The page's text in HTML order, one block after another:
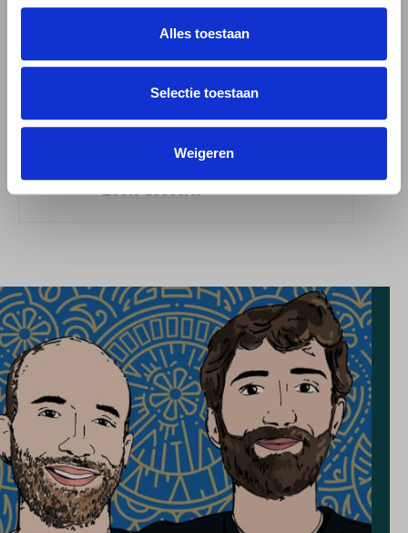
Alles toestaan
Selectie toestaan
Weigeren
Het smaakprofiel van dit bier
Dit bier smaakt heerlijk bij
belegen kazen , Vleesgerechten ,
Zoete desserts